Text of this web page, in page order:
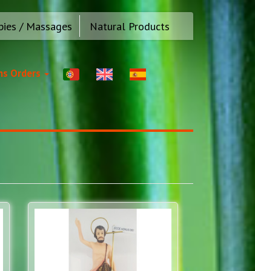
/ Massages Natural Products
Orders